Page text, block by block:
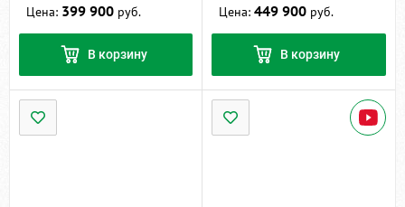
Цена: 399 900 руб.
В корзину
Цена: 449 900 руб.
В корзину